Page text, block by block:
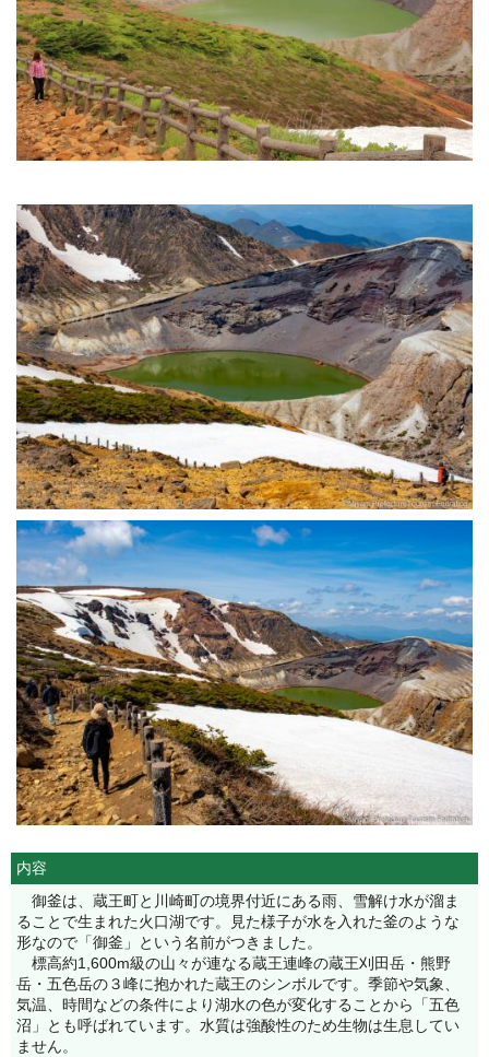
内容
御釜は、蔵王町と川崎町の境界付近にある雨、雪解け水が溜ま
ることで生まれた火口湖です。見た様子が水を入れた釜のような
形なので「御釜」という名前がつきました。
標高約1,600m級の山々が連なる蔵王連峰の蔵王刈田岳・熊野
岳・五色岳の３峰に抱かれた蔵王のシンボルです。季節や気象、
気温、時間などの条件により湖水の色が変化することから「五色
沼」とも呼ばれています。水質は強酸性のため生物は生息してい
ません。